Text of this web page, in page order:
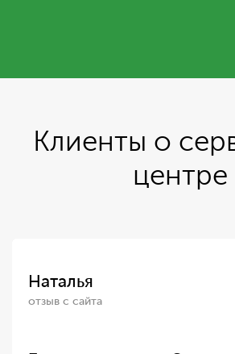
Клиенты о
центре
Наталья
отзыв с сайта